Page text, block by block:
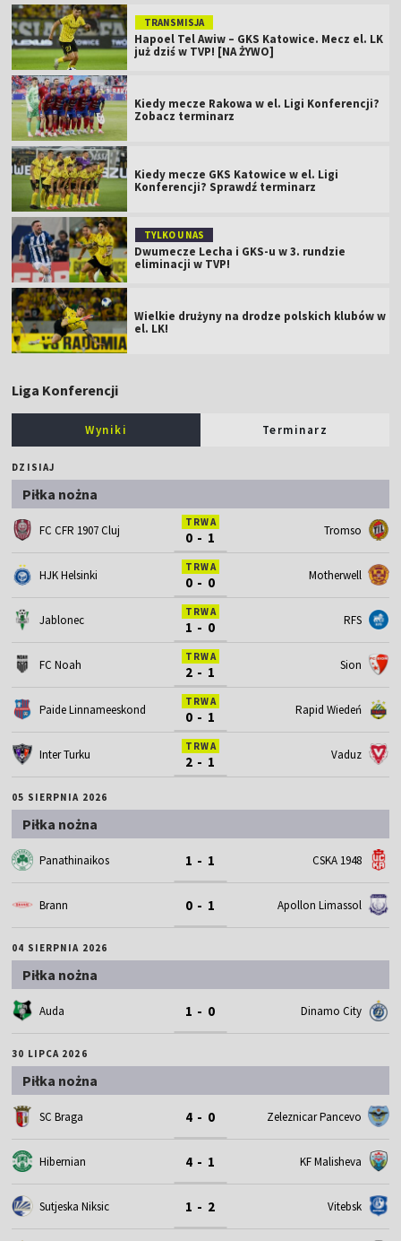
TRANSMISJA
Hapoel Tel Awiw – GKS Katowice. Mecz el. LK
już dziś w TVP! [NA ŻYWO]
Kiedy mecze Rakowa w el. Ligi Konferencji?
Zobacz terminarz
Kiedy mecze GKS Katowice w el. Ligi
Konferencji? Sprawdź terminarz
TYLKO U NAS
Dwumecze Lecha i GKS-u w 3. rundzie
eliminacji w TVP!
Wielkie drużyny na drodze polskich klubów w
el. LK!
Liga Konferencji
Wyniki Terminarz
DZISIAJ
Piłka nożna
FC CFR 1907 Cluj
TRWA
0 - 1 Tromso
HJK Helsinki
TRWA
0 - 0 Motherwell
Jablonec
TRWA
1 - 0 RFS
FC Noah
TRWA
2 - 1 Sion
Paide Linnameeskond
TRWA
0 - 1 Rapid Wiedeń
Inter Turku
TRWA
2 - 1 Vaduz
05 SIERPNIA 2026
Piłka nożna
Panathinaikos 1 - 1 CSKA 1948
Brann 0 - 1 Apollon Limassol
04 SIERPNIA 2026
Piłka nożna
Auda 1 - 0 Dinamo City
30 LIPCA 2026
Piłka nożna
SC Braga 4 - 0 Zeleznicar Pancevo
Hibernian 4 - 1 KF Malisheva
Sutjeska Niksic 1 - 2 Vitebsk